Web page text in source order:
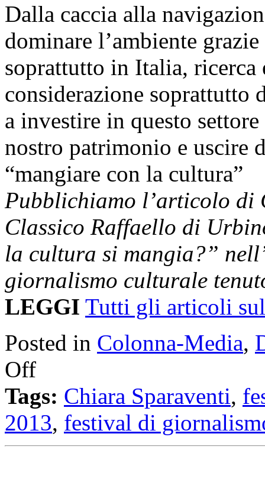
Dalla caccia alla
dominare l’ambiente
soprattutto in Italia, ricerca
considerazione soprattutto
a investire in questo
nostro patrimonio e uscire
“mangiare con la cultura”
Pubblichiamo l’articolo di
Classico Raffaello di
la cultura si mangia?”
giornalismo culturale
LEGGI Tutti gli articoli
Posted in Colonna-Media,
Off
Tags: Chiara Sparaventi,
2013, festival di